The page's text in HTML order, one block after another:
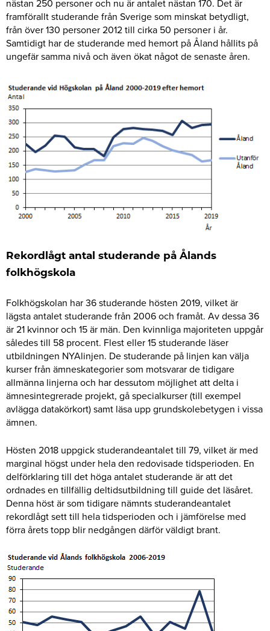
nästan 250 personer och nu är antalet nästan 170. Det är
framförallt studerande från Sverige som minskat betydligt,
från över 130 personer 2012 till cirka 50 personer i år.
Samtidigt har de studerande med hemort på Åland hållits på
ungefär samma nivå och även ökat något de senaste åren.
Rekordlågt antal studerande på Ålands
folkhögskola
Folkhögskolan har 36 studerande hösten 2019, vilket är
lägsta antalet studerande från 2006 och framåt. Av dessa 36
är 21 kvinnor och 15 är män. Den kvinnliga majoriteten uppgår
således till 58 procent. Flest eller 15 studerande läser
utbildningen NYAlinjen. De studerande på linjen kan välja
kurser från ämneskategorier som motsvarar de tidigare
allmänna linjerna och har dessutom möjlighet att delta i
ämnesintegrerade projekt, gå specialkurser (till exempel
avlägga datakörkort) samt läsa upp grundskolebetygen i vissa
ämnen.
Hösten 2018 uppgick studerandeantalet till 79, vilket är med
marginal högst under hela den redovisade tidsperioden. En
delförklaring till det höga antalet studerande är att det
ordnades en tillfällig deltidsutbildning till guide det läsåret.
Denna höst är som tidigare nämnts studerandeantalet
rekordlågt sett till hela tidsperioden och i jämförelse med
förra årets topp blir nedgången därför väldigt brant.